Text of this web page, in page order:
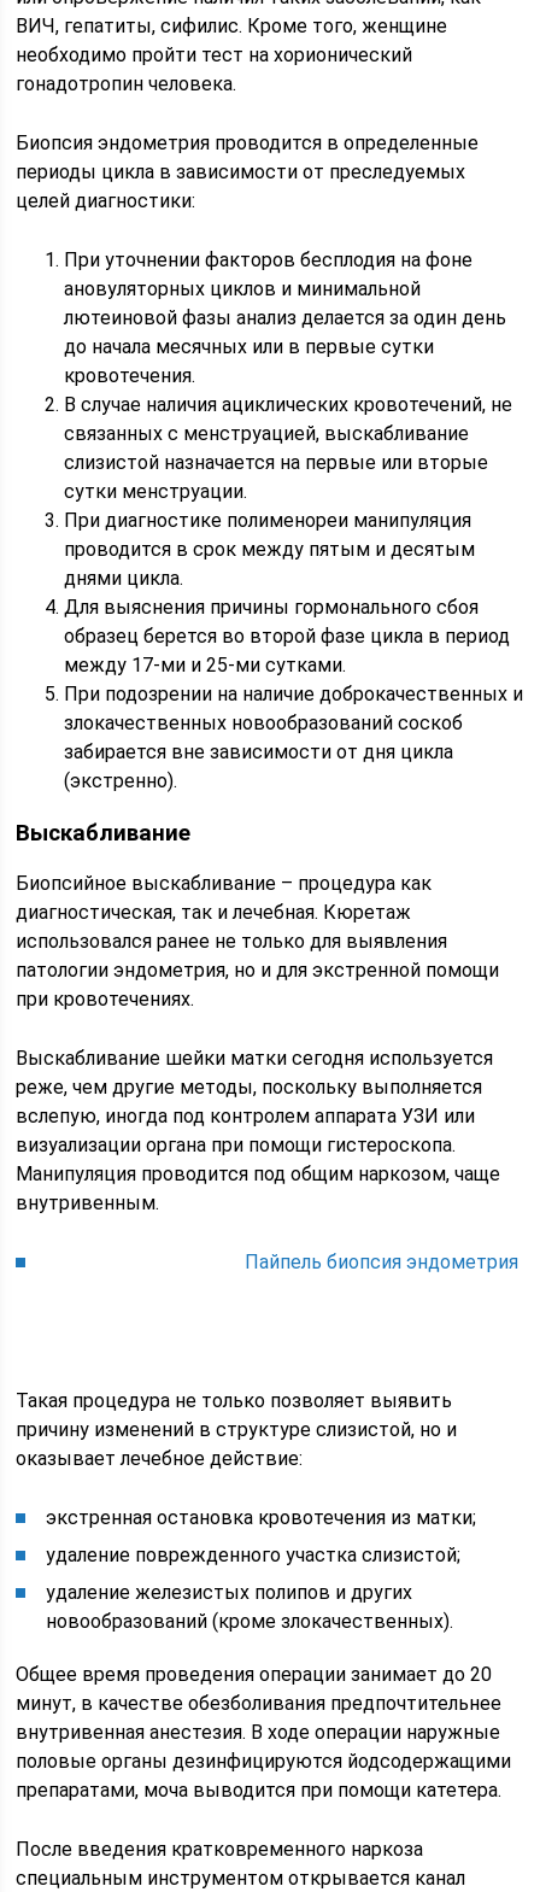
ВИЧ, гепатиты, сифилис. Кроме того, женщине
необходимо пройти тест на хорионический
гонадотропин человека.
Биопсия эндометрия проводится в определенные
периоды цикла в зависимости от преследуемых
целей диагностики:
При уточнении факторов бесплодия на фоне
ановуляторных циклов и минимальной
лютеиновой фазы анализ делается за один день
до начала месячных или в первые сутки
кровотечения.
В случае наличия ациклических кровотечений, не
связанных с менструацией, выскабливание
слизистой назначается на первые или вторые
сутки менструации.
При диагностике полименореи манипуляция
проводится в срок между пятым и десятым
днями цикла.
Для выяснения причины гормонального сбоя
образец берется во второй фазе цикла в период
между 17-ми и 25-ми сутками.
При подозрении на наличие доброкачественных и
злокачественных новообразований соскоб
забирается вне зависимости от дня цикла
(экстренно).
Выскабливание
Биопсийное выскабливание – процедура как
диагностическая, так и лечебная. Кюретаж
использовался ранее не только для выявления
патологии эндометрия, но и для экстренной помощи
при кровотечениях.
Выскабливание шейки матки сегодня используется
реже, чем другие методы, поскольку выполняется
вслепую, иногда под контролем аппарата УЗИ или
визуализации органа при помощи гистероскопа.
Манипуляция проводится под общим наркозом, чаще
внутривенным.
Пайпель биопсия эндометрия
Такая процедура не только позволяет выявить
причину изменений в структуре слизистой, но и
оказывает лечебное действие:
экстренная остановка кровотечения из матки;
удаление поврежденного участка слизистой;
удаление железистых полипов и других
новообразований (кроме злокачественных).
Общее время проведения операции занимает до 20
минут, в качестве обезболивания предпочтительнее
внутривенная анестезия. В ходе операции наружные
половые органы дезинфицируются йодсодержащими
препаратами, моча выводится при помощи катетера.
После введения кратковременного наркоза
специальным инструментом открывается канал